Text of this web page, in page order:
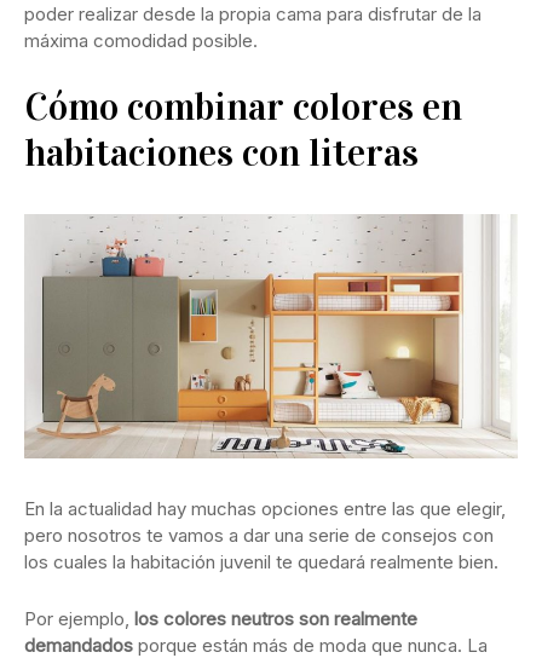
poder realizar desde la propia cama para disfrutar de la
máxima comodidad posible.
Cómo combinar colores en
habitaciones con literas
En la actualidad hay muchas opciones entre las que elegir,
pero nosotros te vamos a dar una serie de consejos con
los cuales la habitación juvenil te quedará realmente bien.
Por ejemplo, los colores neutros son realmente
demandados porque están más de moda que nunca. La